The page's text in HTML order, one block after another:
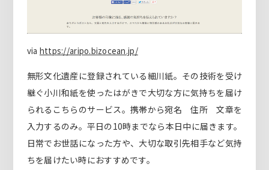
via https://aripo.bizocean.jp/
無形文化遺産に登録されている細川紙。その技術を受け
継ぐ小川和紙を使ったはがきで大切な方に気持ちを届け
られるこちらのサービス。携帯から宛名 住所 文章を
入力するのみ。平日の10時までなら本日中に届きます。
日常でお世話になった方や、大切な取引先相手など気持
ちを届けたい時におすすめです。